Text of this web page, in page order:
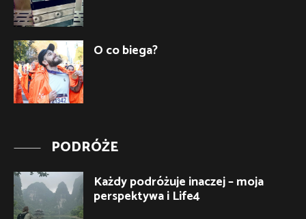
O co biega?
PODRÓŻE
Każdy podróżuje inaczej – moja
perspektywa i Life4